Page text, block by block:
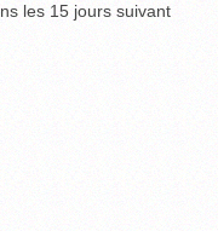
les 15 jours suivant